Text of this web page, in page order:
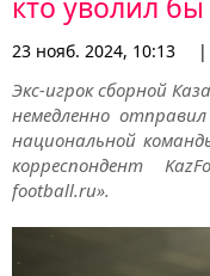
кто уволил
23 нояб. 2024, 10:13 |
Экс-игрок сборной
немедленно
национальной
корреспондент
football.ru».